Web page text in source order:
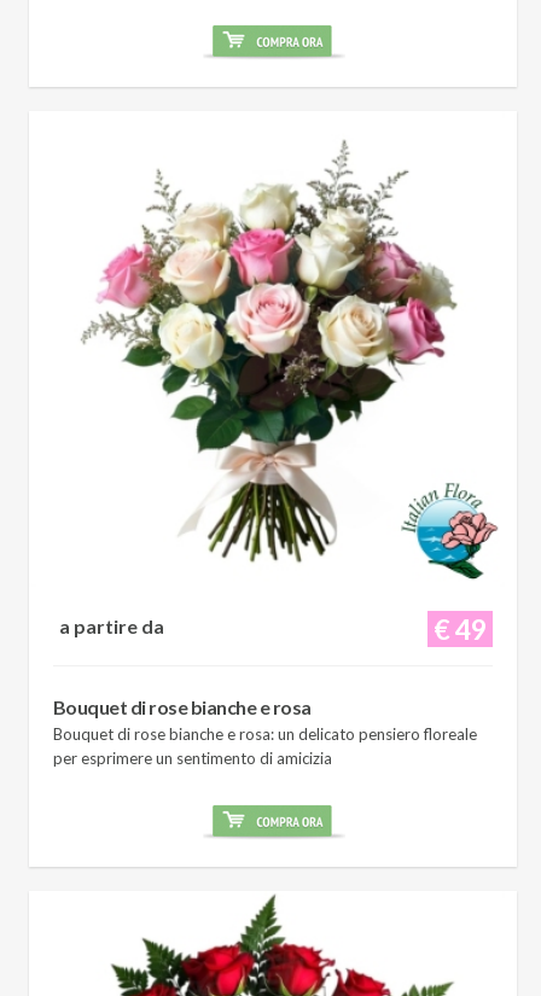
€ 49
a partire da
Bouquet di rose bianche e rosa
Bouquet di rose bianche e rosa: un delicato pensiero floreale
per esprimere un sentimento di amicizia